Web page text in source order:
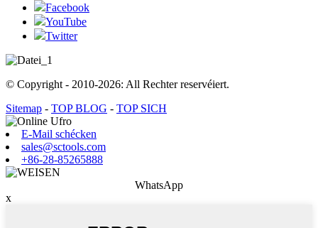
Facebook
YouTube
Twitter
© Copyright - 2010-2026: All Rechter reservéiert.
Sitemap - TOP BLOG - TOP SICH
E-Mail schécken
sales@sctools.com
+86-28-85265888
WhatsApp
x